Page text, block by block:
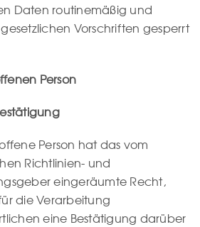
Daten routinemäßig und
Vorschriften gesperrt
Person
Person hat das vom
Richtlinien- und
eingeräumte Recht,
die Verarbeitung
eine Bestätigung darüber